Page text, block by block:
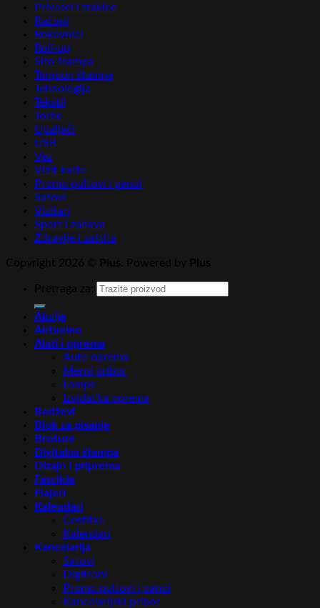
Privesci i trakice
Računi
Rokovnici
Roll-up
Sito štampa
Tampon štampa
Tehnologija
Tekstil
Torbe
Upaljači
USB
Vez
Vizit karte
Promo pultovi i panoi
Satovi
Vizitari
Sport i zabava
Zdravlje i zaštita
Akcija
Aktuelno
Alati i oprema
Auto oprema
Merni pribor
Lampe
Izviđačka oprema
Bedževi
Blok za pisanje
Brošure
Digitalna štampa
Dizajn i priprema
Fascikle
Flajeri
Kalendari
Čestitke
Kalendari
Kancelarija
Satovi
Digitroni
Promo pultovi i panoi
Kancelarijski pribor